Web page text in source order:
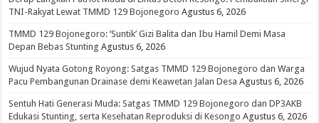
TNI-Rakyat Lewat TMMD 129 Bojonegoro Agustus 6, 2026
TMMD 129 Bojonegoro: ‘Suntik’ Gizi Balita dan Ibu Hamil Demi Masa
Depan Bebas Stunting Agustus 6, 2026
Wujud Nyata Gotong Royong: Satgas TMMD 129 Bojonegoro dan Warga
Pacu Pembangunan Drainase demi Keawetan Jalan Desa Agustus 6, 2026
Sentuh Hati Generasi Muda: Satgas TMMD 129 Bojonegoro dan DP3AKB
Edukasi Stunting, serta Kesehatan Reproduksi di Kesongo Agustus 6, 2026